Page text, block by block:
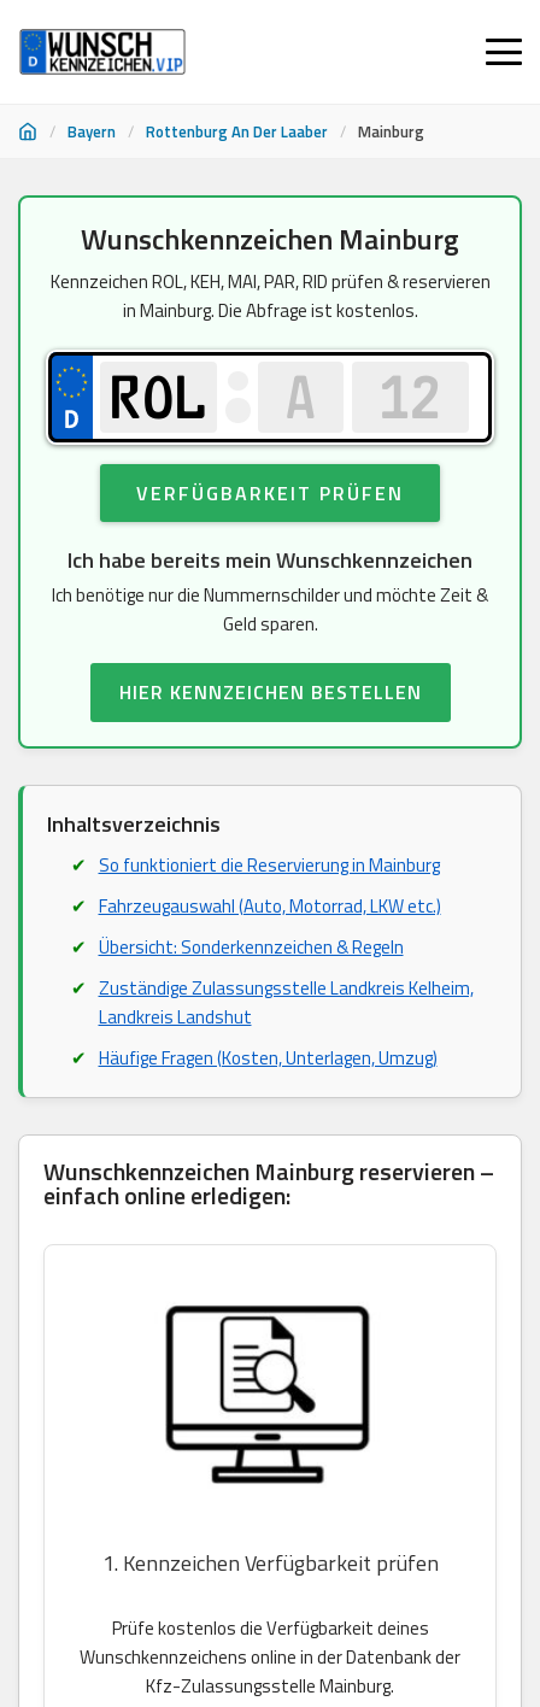
/ Bayern / Rottenburg An Der Laaber / Mainburg
springen
Wunschkennzeichen Mainburg
Kennzeichen ROL, KEH, MAI, PAR, RID prüfen & reservieren
in Mainburg. Die Abfrage ist kostenlos.
VERFÜGBARKEIT PRÜFEN
Ich habe bereits mein Wunschkennzeichen
Ich benötige nur die Nummernschilder und möchte Zeit &
Geld sparen.
HIER KENNZEICHEN BESTELLEN
Inhaltsverzeichnis
So funktioniert die Reservierung in Mainburg
Fahrzeugauswahl (Auto, Motorrad, LKW etc.)
Übersicht: Sonderkennzeichen & Regeln
Zuständige Zulassungsstelle Landkreis Kelheim,
Landkreis Landshut
Häufige Fragen (Kosten, Unterlagen, Umzug)
Wunschkennzeichen Mainburg reservieren –
einfach online erledigen:
1. Kennzeichen Verfügbarkeit prüfen
Prüfe kostenlos die Verfügbarkeit deines
Wunschkennzeichens online in der Datenbank der
Kfz-Zulassungsstelle Mainburg.